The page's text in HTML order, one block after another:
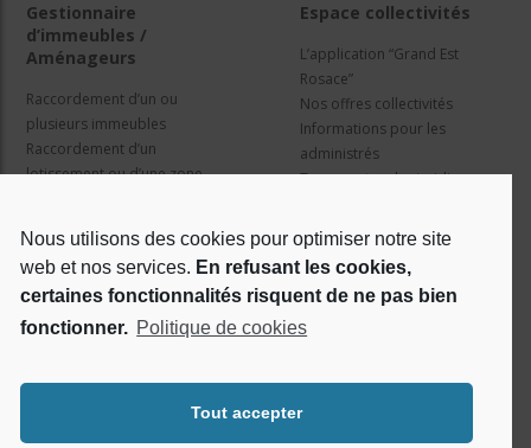
Nous utilisons des cookies pour optimiser notre site
web et nos services. En refusant les cookies,
certaines fonctionnalités risquent de ne pas bien
fonctionner. Politique de cookies
Tout accepter
Gestionnaire
d’immeubles /
Aménageurs
Raccordement d’un ou
plusieurs immeubles
Raccordement d’un
lotissement ou d’une zone
Espace collectivités
L’application “Grand Est
Rosace”
Nos offres collectivités
Informations pour les
administrés
Travaux et cadre juridique
Qui sommes nous ?
Le projet Rosace
Réseaux sociaux